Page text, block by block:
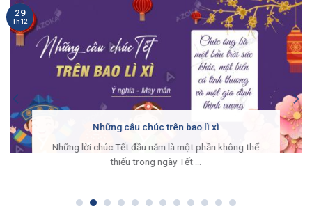
Những câu chúc trên bao lì xì
Những lời chúc Tết đầu năm là một phần không thể
thiếu trong ngày Tết ...
29
Th12